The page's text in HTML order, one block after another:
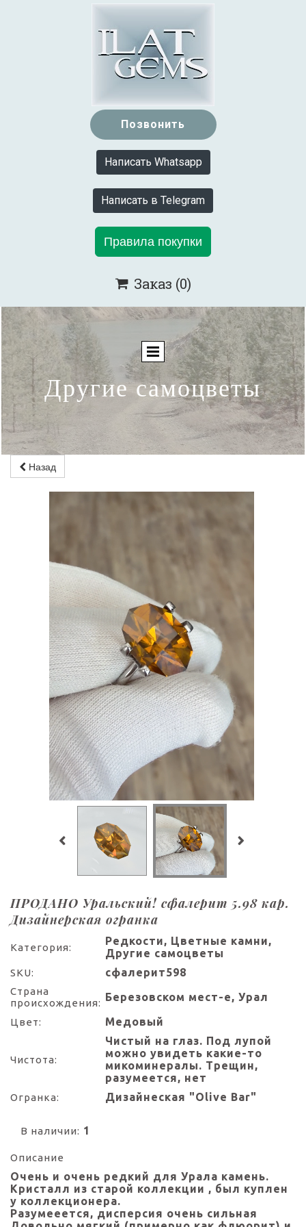
Позвонить
Написать Whatsapp
Написать в Telegram
Правила покупки
 Заказ (0)
Другие самоцветы
Назад
ПРОДАНО Уральский! сфалерит 5.98 кар.
Дизайнерская огранка
Категория:
Редкости, Цветные камни,
Другие самоцветы
SKU: сфалерит598
Страна
происхождения: Березовском мест-е, Урал
Цвет: Медовый
Чистота:
Чистый на глаз. Под лупой
можно увидеть какие-то
микоминералы. Трещин,
разумеется, нет
Огранка: Дизайнеская "Olive Bar"
В наличии: 1
Описание
Очень и очень редкий для Урала камень.
Кристалл из старой коллекции , был куплен
у коллекционера.
Разумееется, дисперсия очень сильная